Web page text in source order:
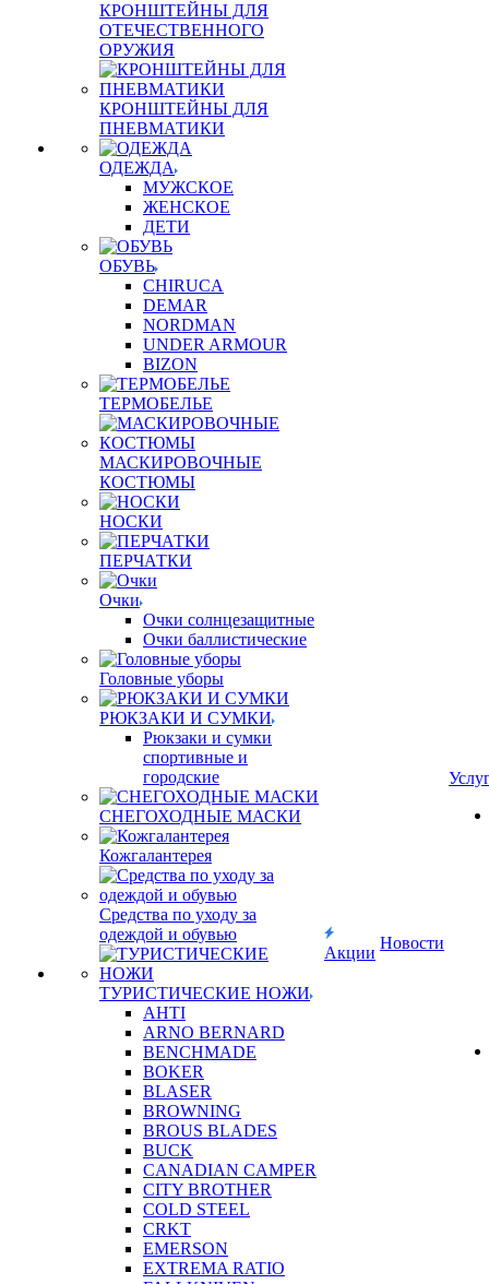
КРОНШТЕЙНЫ ДЛЯ
ОТЕЧЕСТВЕННОГО
ОРУЖИЯ
КРОНШТЕЙНЫ ДЛЯ
ПНЕВМАТИКИ
ОДЕЖДА
МУЖСКОЕ
ЖЕНСКОЕ
ДЕТИ
ОБУВЬ
CHIRUCA
DEMAR
NORDMAN
UNDER ARMOUR
BIZON
ТЕРМОБЕЛЬЕ
МАСКИРОВОЧНЫЕ
КОСТЮМЫ
НОСКИ
ПЕРЧАТКИ
Очки
Очки солнцезащитные
Очки баллистические
Головные уборы
РЮКЗАКИ И СУМКИ
Рюкзаки и сумки
спортивные и
городские
СНЕГОХОДНЫЕ МАСКИ
Кожгалантерея
Средства по уходу за
одеждой и обувью
ТУРИСТИЧЕСКИЕ НОЖИ
AHTI
ARNO BERNARD
BENCHMADE
BOKER
BLASER
BROWNING
BROUS BLADES
BUCK
CANADIAN CAMPER
CITY BROTHER
COLD STEEL
CRKT
EMERSON
EXTREMA RATIO
Акции
Новости